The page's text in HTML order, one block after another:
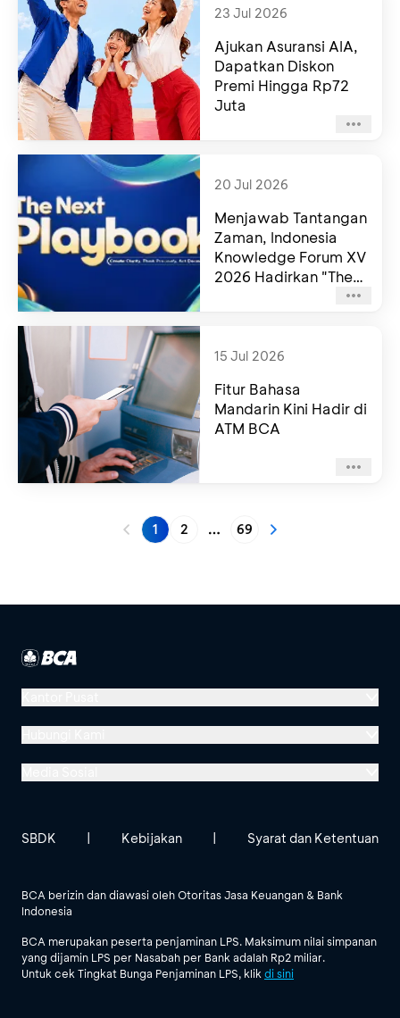
23 Jul 2026
Ajukan Asuransi AIA,
Dapatkan Diskon
Premi Hingga Rp72
Juta
20 Jul 2026
Menjawab Tantangan
Zaman, Indonesia
Knowledge Forum XV
2026 Hadirkan "The
15 Jul 2026
Fitur Bahasa
Mandarin Kini Hadir di
ATM BCA
1 2 More pages
69
Menara BCA, Grand Indonesia
Jl. MH Thamrin No. 1
Lihat Semua Media Sosial
BCA berizin dan diawasi oleh Otoritas Jasa Keuangan & Bank
Indonesia
BCA merupakan peserta penjaminan LPS. Maksimum nilai simpanan
yang dijamin LPS per Nasabah per Bank adalah Rp2 miliar.
Untuk cek Tingkat Bunga Penjaminan LPS, klik di sini
SBDK | Kebijakan | Syarat dan Ketentuan